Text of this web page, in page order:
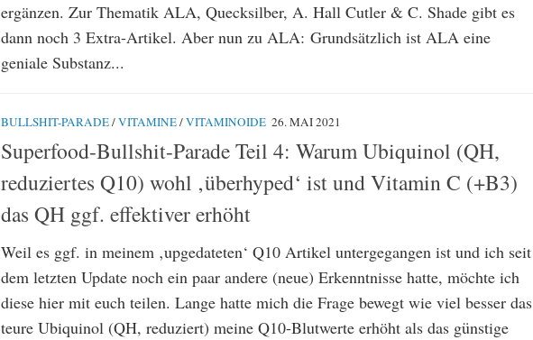
ergänzen. Zur Thematik ALA, Quecksilber, A. Hall Cutler & C. Shade gibt es
dann noch 3 Extra-Artikel. Aber nun zu ALA: Grundsätzlich ist ALA eine
geniale Substanz...
BULLSHIT-PARADE/VITAMINE/VITAMINOIDE 26. MAI 2021
Superfood-Bullshit-Parade Teil 4: Warum Ubiquinol (QH,
reduziertes Q10) wohl ‚überhyped‘ ist und Vitamin C (+B3)
das QH ggf. effektiver erhöht
Weil es ggf. in meinem ‚upgedateten‘ Q10 Artikel untergegangen ist und ich seit
dem letzten Update noch ein paar andere (neue) Erkenntnisse hatte, möchte ich
diese hier mit euch teilen. Lange hatte mich die Frage bewegt wie viel besser das
teure Ubiquinol (QH, reduziert) meine Q10-Blutwerte erhöht als das günstige